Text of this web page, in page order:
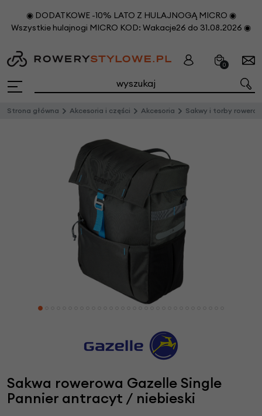
◉ DODATKOWE -10% LATO Z HULAJNOGĄ MICRO ◉
Wszystkie hulajnogi MICRO KOD: Wakacje26 do 31.08.2026 ◉
0
Strona główna Akcesoria i części Akcesoria Sakwy i torby
Sakwa rowerowa Gazelle Single
Pannier antracyt / niebieski